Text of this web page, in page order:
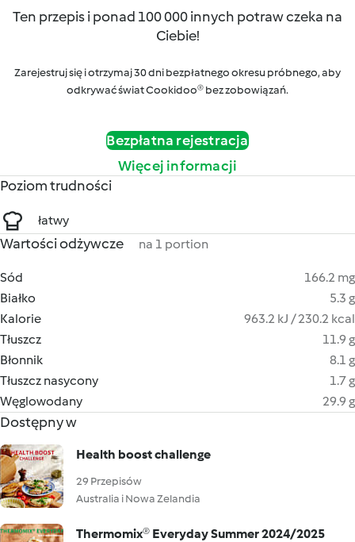
Ten przepis i ponad 100 000 innych potraw czeka na
Ciebie!
Zarejestruj się i otrzymaj 30 dni bezpłatnego okresu próbnego, aby
odkrywać świat Cookidoo® bez zobowiązań.
Bezpłatna rejestracja
Więcej informacji
Poziom trudności
łatwy
Wartości odżywcze na 1 portion
Sód
166.2 mg
Białko
5.3 g
Kalorie
963.2 kJ / 230.2 kcal
Tłuszcz
11.9 g
Błonnik
8.1 g
Tłuszcz nasycony
1.7 g
Węglowodany
29.9 g
Dostępny w
Health boost challenge
29 Przepisów
Australia i Nowa Zelandia
Thermomix® Everyday Summer 2024/2025